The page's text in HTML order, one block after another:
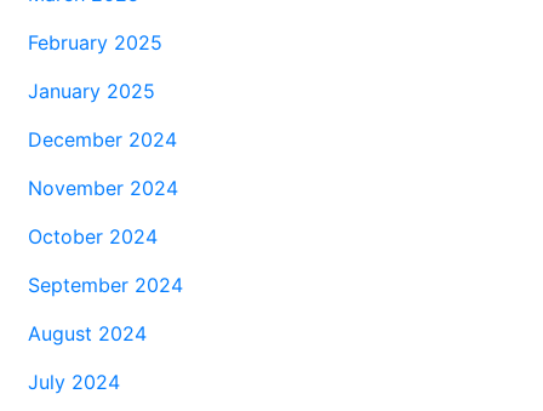
February 2025
January 2025
December 2024
November 2024
October 2024
September 2024
August 2024
July 2024